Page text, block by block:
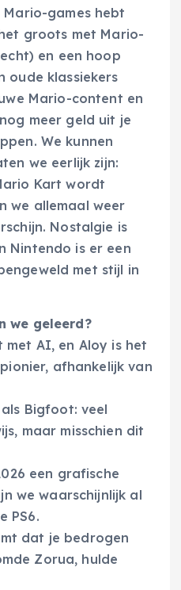
games hebt
groots met Mario-
en een hoop
oude klassiekers
Mario-content en
meer geld uit je
We kunnen
we eerlijk zijn:
Kart wordt
we allemaal weer
Nostalgie is
Nintendo is er een
met stijl in
we geleerd?
met AI, en Aloy is het
afhankelijk van
Bigfoot: veel
maar misschien dit
een grafische
we waarschijnlijk al
PS6.
dat je bedrogen
Zorua, hulde